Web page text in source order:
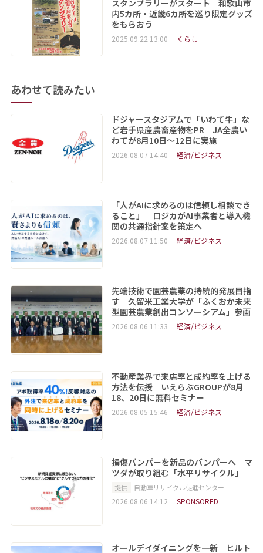
スタンプラリーがスタート 和歌山市
内5カ所・近畿6カ所を巡り限定グッズ
をもらおう
2025.09.22 13:00 くらし
あわせて読みたい
ドジャースタジアムで「いわて牛」な
ど岩手県産農畜産物をPR JA全農い
わてが8月10日～12日に実施
2026.08.07 14:40 経済/ビジネス
「人がAIに求めるのは信頼し相談でき
ること」 ロジカがAI事業者と導入機
関の共通指針案を策定へ
2026.08.07 11:50 経済/ビジネス
先端技術で園芸農業の持続的発展目指
す 久留米工業大学が「ふくおか未来
型園芸農業創出コンソーシアム」参画
2026.08.06 11:33 経済/ビジネス
不動産業界で来店率と成約率を上げる
方法を伝授 いえらぶGROUPが8月
18、20日に無料セミナー
2026.08.05 15:46 経済/ビジネス
損傷バンパーを新品のバンパーへ マ
ツダが取り組む「水平リサイクル」
提供 自動車リサイクル促進センター
2026.08.06 14:12 SPONSORED
オールデイダイニングを一新 ヒルト